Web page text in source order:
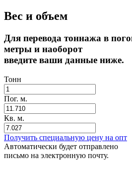
Вес и объем
Для перевода тоннажа в
метры и наоборот
введите ваши данные ниже.
Тонн
Пог. м.
Кв. м.
Получить специальную цену на опт
Автоматически будет отправлено
письмо на электронную почту.